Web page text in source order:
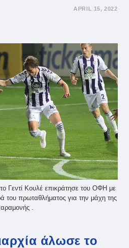
APRIL 15, 2022
Γεντί Κουλέ επικράτησε του ΟΦΗ με
του πρωταθλήματος για την μάχη της
.
άλωσε το